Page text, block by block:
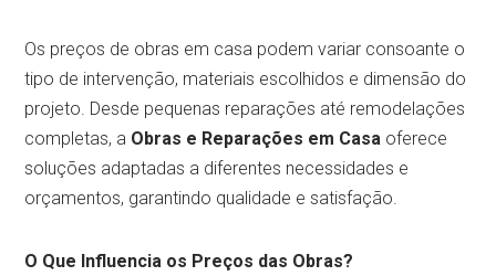
Os preços de obras em casa podem variar consoante o
tipo de intervenção, materiais escolhidos e dimensão do
projeto. Desde pequenas reparações até remodelações
completas, a Obras e Reparações em Casa oferece
soluções adaptadas a diferentes necessidades e
orçamentos, garantindo qualidade e satisfação.
O Que Influencia os Preços das Obras?